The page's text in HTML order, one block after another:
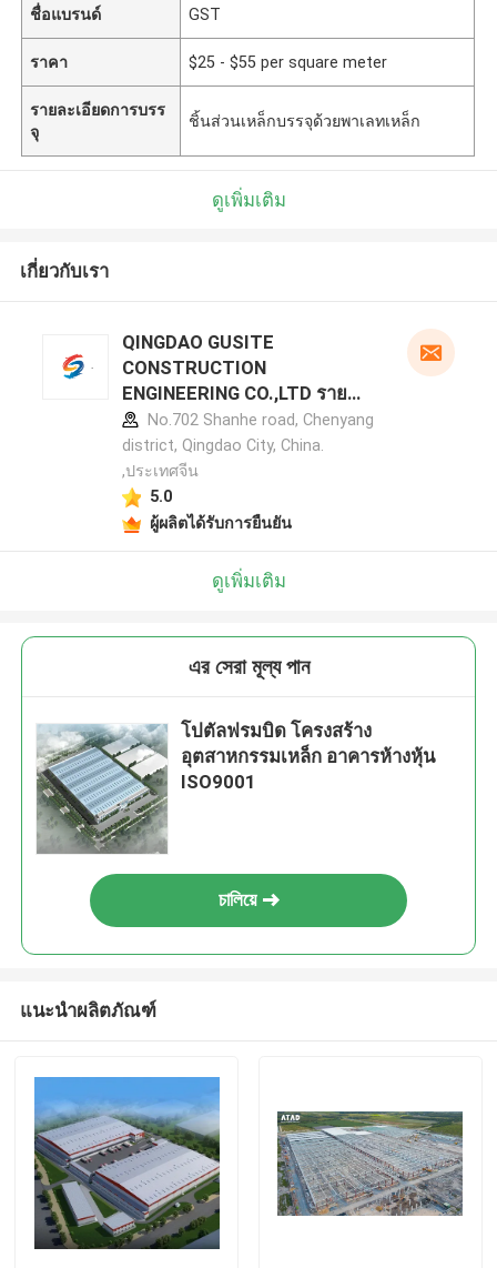
ชื่อแบรนด์ GST
ราคา $25 - $55 per square meter
รายละเอียดการบรร
จุ
ชิ้นส่วนเหล็กบรรจุด้วยพาเลทเหล็ก
ดูเพิ่มเติม
เกี่ยวกับเรา
QINGDAO GUSITE
CONSTRUCTION
ENGINEERING CO.,LTD ราย
ละเอียดผู้ผลิต
No.702 Shanhe road, Chenyang
district, Qingdao City, China.
,ประเทศจีน
5.0
ผู้ผลิตได้รับการยืนยัน
ดูเพิ่มเติม
এর সেরা মূল্য পান
โปตัลฟรมบิด โครงสร้าง
อุตสาหกรรมเหล็ก อาคารห้างหุ้น
ISO9001
চালিয়ে
แนะนำผลิตภัณฑ์